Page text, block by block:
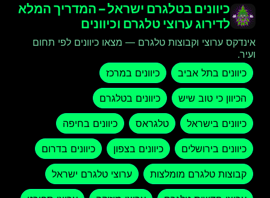
כיוונים בטלגרם ישראל – המדריך המלא
לדירוג ערוצי טלגרם וכיוונים
אינדקס ערוצי וקבוצות טלגרם — מצאו כיוונים לפי תחום
ועיר.
כיוונים בתל אביב
כיוונים במרכז
הכיוון כי טוב שיש כיוונים בטלגרם
כיוונים בישראל טלגראס כיוונים בחיפה
כיוונים בירושלים כיוונים בצפון כיוונים בדרום
קבוצות טלגרם מומלצות ערוצי טלגרם ישראל